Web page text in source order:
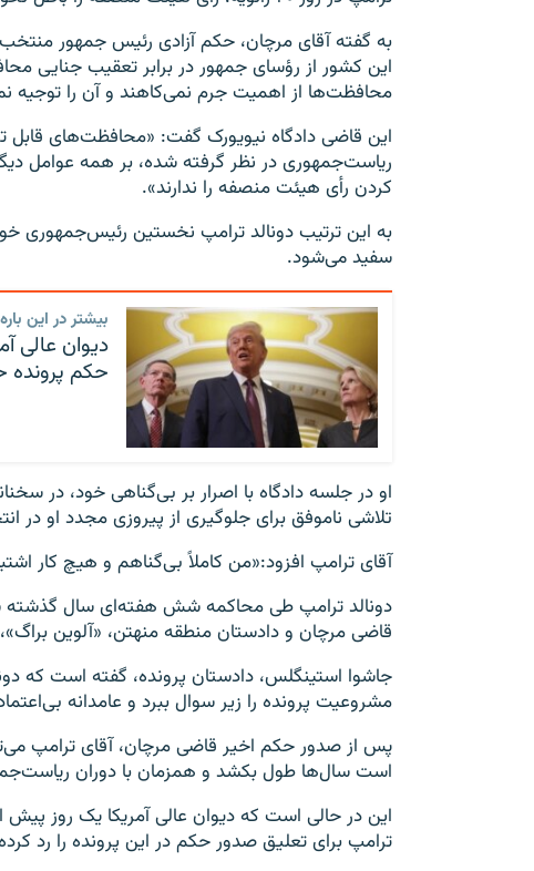
به گفته آقای مرچان، حکم آزادی رئیس جمهور
این کشور از رؤسای جمهور در برابر تعقیب جنایی
محافظت‌ها از اهمیت جرم نمی‌کاهند و آن را توجیه
این قاضی دادگاه نیویورک گفت: «محافظت‌های قابل
ریاست‌جمهوری در نظر گرفته شده، بر همه عوامل
کردن رأی هیئت منصفه را ندارند».
به این ترتیب دونالد ترامپ نخستین رئیس‌جمهوری
سفید می‌شود.
بیشتر در این
دیوان عالی
حکم پرونده
او در جلسه دادگاه با اصرار بر بی‌گناهی خود، در
تلاشی ناموفق برای جلوگیری از پیروزی مجدد او در
آقای ترامپ افزود:‌«من کاملاً بی‌گناهم و هیچ کار
دونالد ترامپ طی محاکمه شش ‌هفته‌ای سال گذشته
قاضی مرچان و دادستان منطقه منهتن، «آلوین براگ»،
جاشوا استینگلس، دادستان پرونده، گفته‌ است که
مشروعیت پرونده را زیر سوال ببرد و عامدانه
پس از صدور حکم اخیر قاضی مرچان، آقای ترامپ
است سال‌ها طول بکشد و همزمان با دوران
این در حالی است که دیوان عالی آمریکا یک روز پیش
ترامپ برای تعلیق صدور حکم در این پرونده را رد